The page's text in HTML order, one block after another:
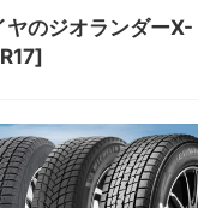
ヤのジオランダーX-